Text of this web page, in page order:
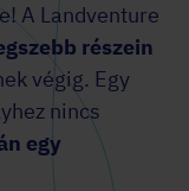
A Landventure
részein
végig. Egy
nincs
egy